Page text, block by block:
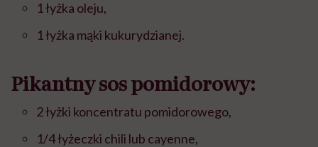
1 łyżka oleju,
1 łyżka mąki kukurydzianej.
Pikantny sos pomidorowy:
2 łyżki koncentratu pomidorowego,
1/4 łyżeczki chili lub cayenne,